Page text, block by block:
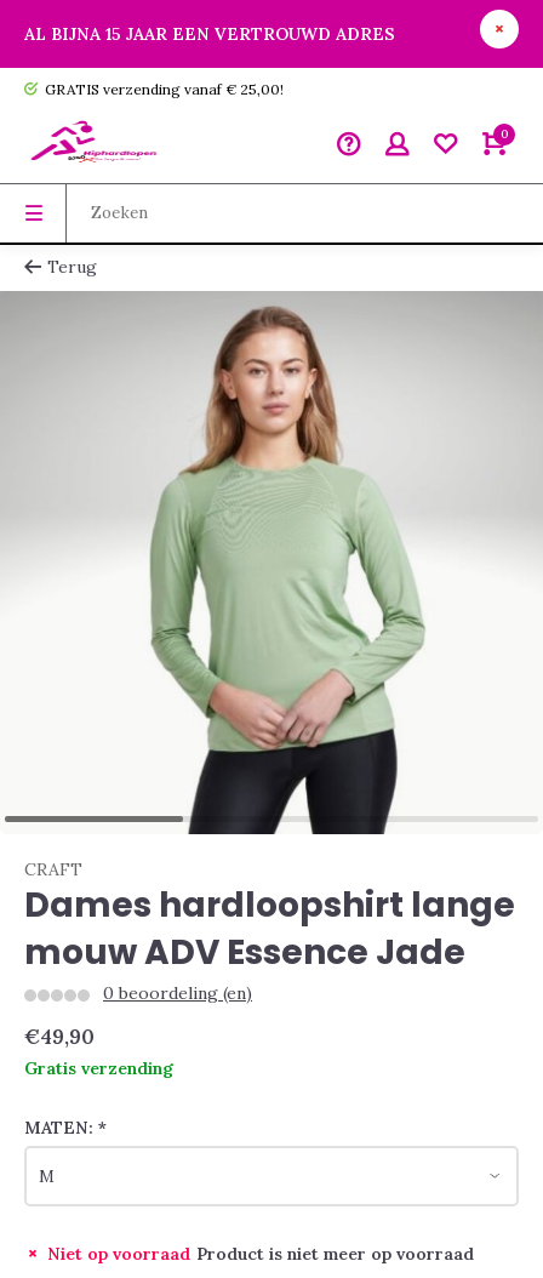
AL BIJNA 15 JAAR EEN VERTROUWD ADRES
GRATIS verzending vanaf € 25,00!
0
Terug
CRAFT
Dames hardloopshirt lange
mouw ADV Essence Jade
0 beoordeling (en)
€49,90
Gratis verzending
MATEN: *
Niet op voorraad Product is niet meer op voorraad